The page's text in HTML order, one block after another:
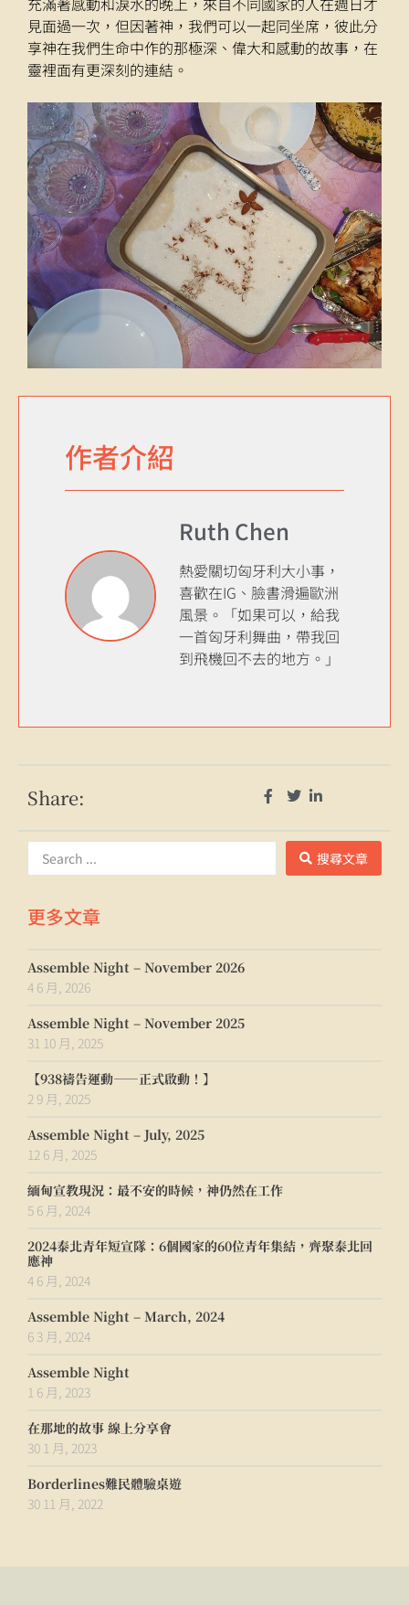
見面過一次，但因著神，我們可以一起同坐席，彼此分
享神在我們生命中作的那極深、偉大和感動的故事，在
靈裡面有更深刻的連結。
作者介紹
Ruth Chen
熱愛關切匈牙利大小事，
喜歡在IG、臉書滑遍歐洲
風景。「如果可以，給我
一首匈牙利舞曲，帶我回
到飛機回不去的地方。」
Share:
搜尋文章
更多文章
Assemble Night – November 2026
4 6 月, 2026
Assemble Night – November 2025
31 10 月, 2025
【938禱告運動——正式啟動！】
2 9 月, 2025
Assemble Night – July, 2025
12 6 月, 2025
緬甸宣教現況：最不安的時候，神仍然在工作
5 6 月, 2024
2024泰北青年短宣隊：6個國家的60位青年集結，齊聚泰北回
應神
4 6 月, 2024
Assemble Night – March, 2024
6 3 月, 2024
Assemble Night
1 6 月, 2023
在那地的故事 線上分享會
30 1 月, 2023
Borderlines難民體驗桌遊
30 11 月, 2022